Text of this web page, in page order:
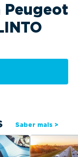
Peugeot
Saber mais >